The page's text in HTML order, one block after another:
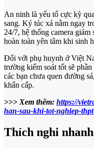
An ninh là yếu tố cực kỳ
sang. Ký túc xá nằm ngay
24/7, hệ thống camera
hoàn toàn yên tâm khi sinh
Đối với phụ huynh ở Việt
trường kiểm soát tốt sẽ
các bạn chưa quen đường
khẩn cấp.
>>> Xem thêm: https://
han-sau-khi-tot-nghiep-thpt
Thích nghi